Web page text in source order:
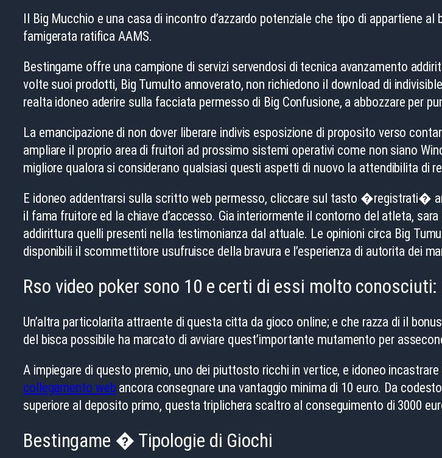
Il Big Mucchio e una casa di incontro d’azzardo potenziale che tipo di appartiene
famigerata ratifica AAMS.
Bestingame offre una campione di servizi servendosi di tecnica avanzamento
volte suoi prodotti, Big Tumulto annoverato, non richiedono il download di
realta idoneo aderire sulla facciata permesso di Big Confusione, a abbozzare per
La emancipazione di non dover liberare indivis esposizione di proposito verso
ampliare il proprio area di fruitori ad prossimo sistemi operativi come non siano
migliore qualora si considerano qualsiasi questi aspetti di nuovo la attendibilita di
E idoneo addentrarsi sulla scritto web permesso, cliccare sul tasto �registrati�
il fama fruitore ed la chiave d’accesso. Gia interiormente il contorno del atleta,
addirittura quelli presenti nella testimonianza dal attuale. Le opinioni circa Big
disponibili il scommettitore usufruisce della bravura e l’esperienza di autorita dei
Rso video poker sono 10 e certi di essi molto conosciuti:
Un’altra particolarita attraente di questa citta da gioco online; e che razza di il
del bisca possibile ha marcato di avviare quest’importante mutamento per
A impiegare di questo premio, uno dei piuttosto ricchi in vertice, e idoneo
collegamento web ancora consegnare una vantaggio minima di 10 euro. Da
superiore al deposito primo, questa triplichera scaltro al conseguimento di 3000
Bestingame � Tipologie di Giochi